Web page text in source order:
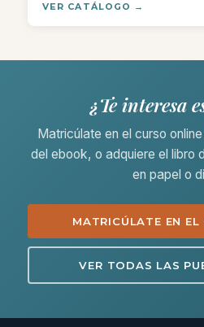
VER CATÁLOGO →
¿Te interesa
Matricúlate en el curso
del ebook, o adquiere el libro
en papel o
MATRICÚLATE EN
VER TODAS LAS